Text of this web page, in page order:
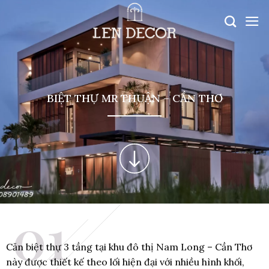
BIỆT THỰ MR THUẬN – CẦN THƠ
Căn biệt thự 3 tầng tại khu đô thị Nam Long – Cần Thơ
này được thiết kế theo lối hiện đại với nhiều hình khối,